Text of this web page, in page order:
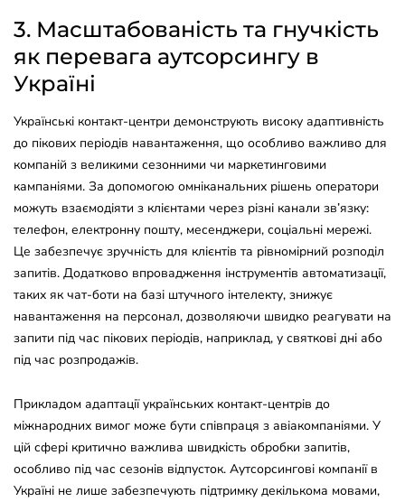
3. Масштабованість та гнучкість
як перевага аутсорсингу в
Україні
Українські контакт-центри демонструють високу адаптивність
до пікових періодів навантаження, що особливо важливо для
компаній з великими сезонними чи маркетинговими
кампаніями. За допомогою омніканальних рішень оператори
можуть взаємодіяти з клієнтами через різні канали зв’язку:
телефон, електронну пошту, месенджери, соціальні мережі.
Це забезпечує зручність для клієнтів та рівномірний розподіл
запитів. Додатково впровадження інструментів автоматизації,
таких як чат-боти на базі штучного інтелекту, знижує
навантаження на персонал, дозволяючи швидко реагувати на
запити під час пікових періодів, наприклад, у святкові дні або
під час розпродажів.
Прикладом адаптації українських контакт-центрів до
міжнародних вимог може бути співпраця з авіакомпаніями. У
цій сфері критично важлива швидкість обробки запитів,
особливо під час сезонів відпусток. Аутсорсингові компанії в
Україні не лише забезпечують підтримку декількома мовами,